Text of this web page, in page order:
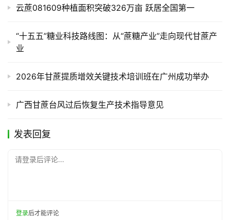
云蔗081609种植面积突破326万亩 跃居全国第一
“十五五”糖业科技路线图：从“蔗糖产业”走向现代甘蔗产
业
2026年甘蔗提质增效关键技术培训班在广州成功举办
广西甘蔗台风过后恢复生产技术指导意见
发表回复
请登录后评论...
登录后才能评论